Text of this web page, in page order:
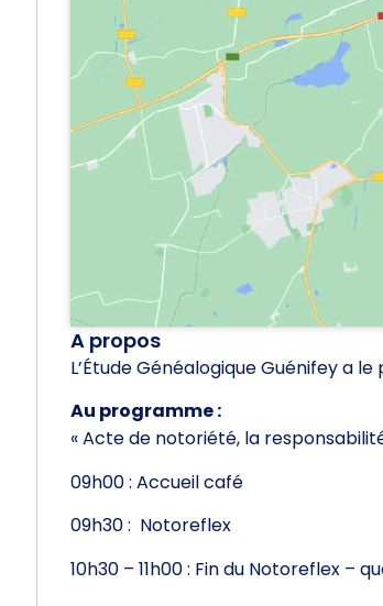
A propos
L’Étude Généalogique Guénifey a
Au programme :
« Acte de notoriété, la
09h00 : Accueil café
09h30 : Notoreflex
10h30 – 11h00 : Fin du Notoreflex –